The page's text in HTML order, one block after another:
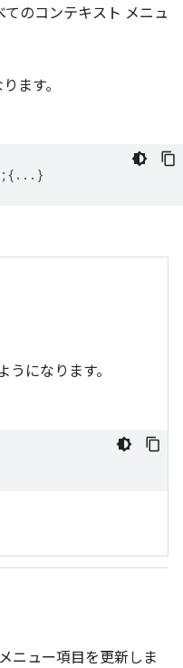
てのコンテキスト メニュ
ます。
うになります。
ニュー項目を更新しま